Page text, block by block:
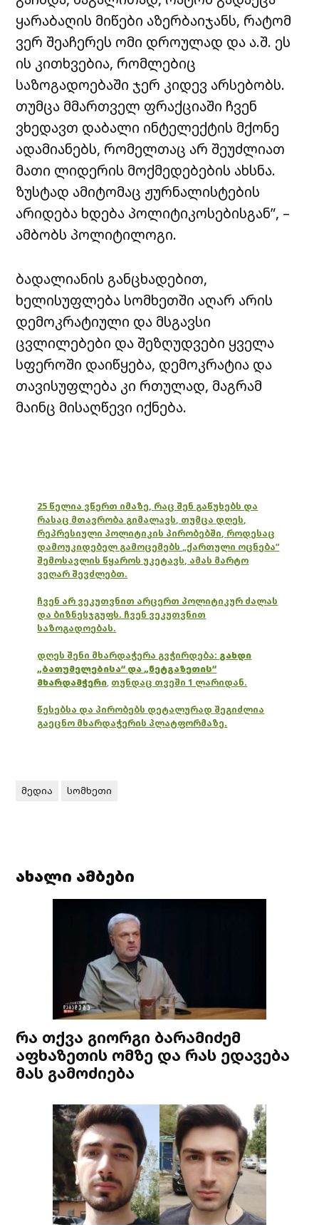
ყარაბაღის მიწები აზერბაიჯანს, რატომ
ვერ შეაჩერეს ომი დროულად და ა.შ. ეს
ის კითხვებია, რომლებიც
საზოგადოებაში ჯერ კიდევ არსებობს.
თუმცა მმართველ ფრაქციაში ჩვენ
ვხედავთ დაბალი ინტელექტის მქონე
ადამიანებს, რომელთაც არ შეუძლიათ
მათი ლიდერის მოქმედებების ახსნა.
ზუსტად ამიტომაც ჟურნალისტების
არიდება ხდება პოლიტიკოსებისგან”, –
ამბობს პოლიტილოგი.
ბადალიანის განცხადებით,
ხელისუფლება სომხეთში აღარ არის
დემოკრატიული და მსგავსი
ცვლილებები და შეზღუდვები ყველა
სფეროში დაიწყება, დემოკრატია და
თავისუფლება კი რთულად, მაგრამ
მაინც მისაღწევი იქნება.
25 წელია ვწერთ იმაზე, რაც შენ გაწუხებს და
რასაც მთავრობა გიმალავს, თუმცა დღეს,
რეპრესიული პოლიტიკის პირობებში, როდესაც
დამოუკიდებელ გამოცემებს „ქართული ოცნება“
შემოსავლის წყაროს უკეტავს, ამას მარტო
ვეღარ შევძლებთ.
ჩვენ არ ვეკუთვნით არცერთ პოლიტიკურ ძალას
და ბიზნესჯგუფს. ჩვენ ვეკუთვნით
საზოგადოებას.
დღეს შენი მხარდაჭერა გვჭირდება: გახდი
„ბათუმელებისა“ და „ნეტგაზეთის“
მხარდამჭერი, თუნდაც თვეში 1 ლარიდან.
წესებსა და პირობებს დეტალურად შეგიძლია
გაეცნო მხარდაჭერის პლატფორმაზე.
მედია სომხეთი
ახალი ამბები
რა თქვა გიორგი ბარამიძემ
აფხაზეთის ომზე და რას ედავება
მას გამოძიება